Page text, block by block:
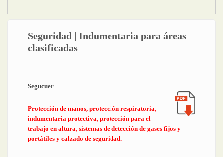
Seguridad | Indumentaria para áreas
clasificadas
Segucuer
Protección de manos, protección respiratoria,
indumentaria protectiva, protección para el
trabajo en altura, sistemas de detección de gases fijos y
portátiles y calzado de seguridad.